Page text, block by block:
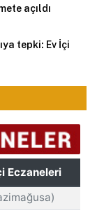
açıldı
tepki: Ev İçi